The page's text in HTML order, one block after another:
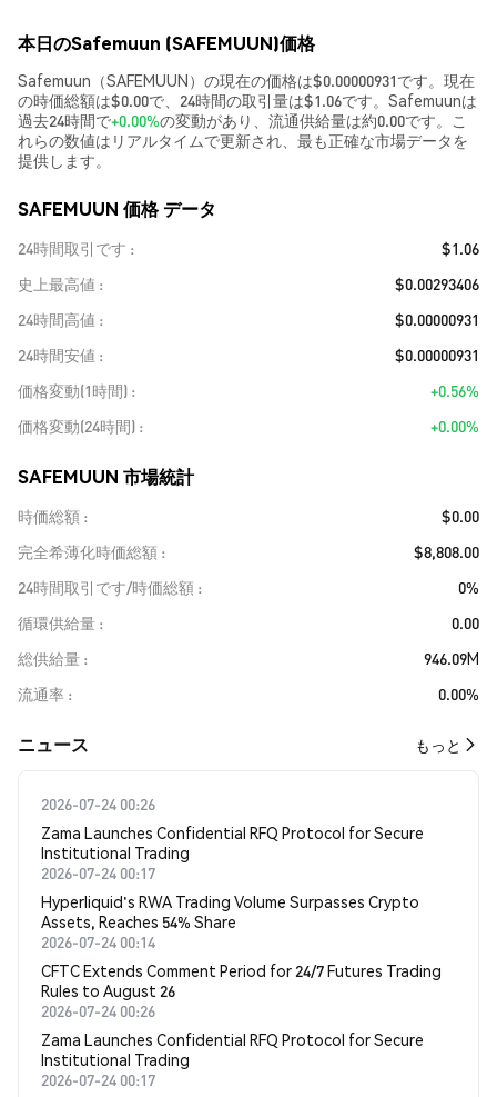
本日のSafemuun (SAFEMUUN)価格
Safemuun（SAFEMUUN）の現在の価格は$0.00000931です。現在
の時価総額は$0.00で、24時間の取引量は$1.06です。Safemuunは
過去24時間で+0.00%の変動があり、流通供給量は約0.00です。こ
れらの数値はリアルタイムで更新され、最も正確な市場データを
提供します。
SAFEMUUN 価格 データ
24時間取引です
$1.06
史上最高値
$0.00293406
24時間高値
$0.00000931
24時間安値
$0.00000931
価格変動(1時間)
+0.56%
価格変動(24時間)
+0.00%
SAFEMUUN 市場統計
時価総額
$0.00
完全希薄化時価総額
$8,808.00
24時間取引です/時価総額
0%
循環供給量
0.00
総供給量
946.09M
流通率
0.00%
​​ニュース​​ もっと
2026-07-24 00:26
Zama Launches Confidential RFQ Protocol for Secure
Institutional Trading
2026-07-24 00:17
Hyperliquid's RWA Trading Volume Surpasses Crypto
Assets, Reaches 54% Share
2026-07-24 00:14
CFTC Extends Comment Period for 24/7 Futures Trading
Rules to August 26
2026-07-24 00:26
Zama Launches Confidential RFQ Protocol for Secure
Institutional Trading
2026-07-24 00:17